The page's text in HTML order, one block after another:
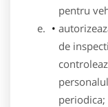
pentru
de
periodica;